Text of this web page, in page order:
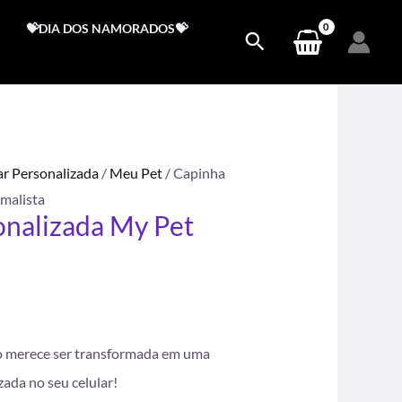
💝DIA DOS NAMORADOS💝
Personalizada / Meu Pet / Capinha
My Pet
ser transformada em uma
no seu celular!